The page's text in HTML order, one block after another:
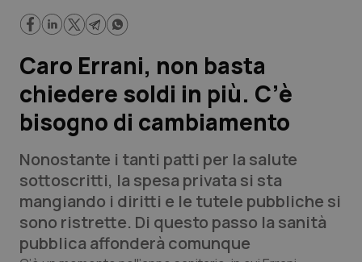
Regioni e Asl
Lavoro e Professioni
Scienza e Farmaci
Studi e Analisi
Lettere al direttore
Edizioni Regionali
Caro Errani, non basta
chiedere soldi in più. C’è
bisogno di cambiamento
Nonostante i tanti patti per la salute
sottoscritti, la spesa privata si sta
mangiando i diritti e le tutele pubbliche si
sono ristrette. Di questo passo la sanità
pubblica affonderà comunque